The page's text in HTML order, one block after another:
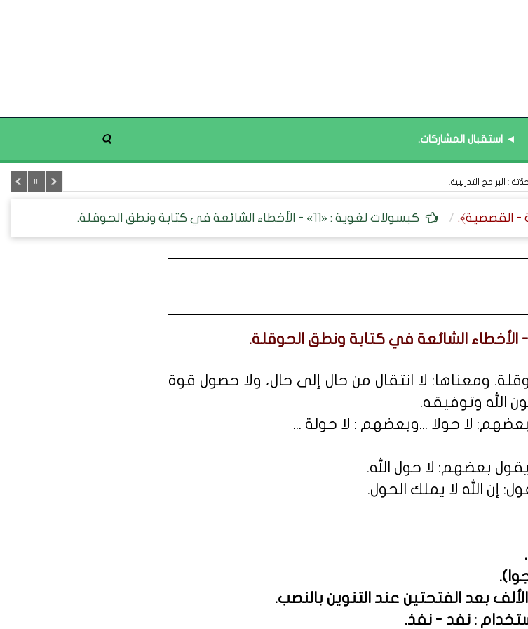
◄ استقبال المشاركات.
: البرامج التدريبية.
كبسولات لغوية : «11» - الأخطاء الشائعة في كتابة ونطق الحوقلة.
ومعناها: لا انتقال من حال إلى حال، ولا حصول قوة
الله وتوفيقه.
لا حولا ...وبعضهم : لا حولة ...
بعضهم: لا حول الله.
إن الله لا يملك الحول.
.